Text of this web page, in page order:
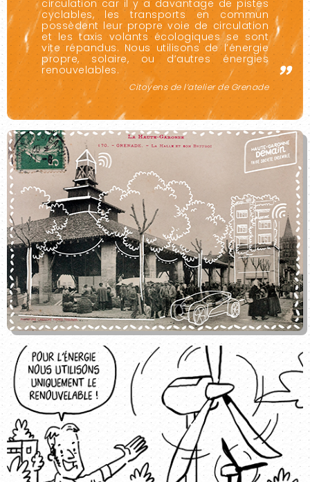
circulation car il y a davantage de pistes
cyclables, les transports en commun
possèdent leur propre voie de circulation
et les taxis volants écologiques se sont
vite répandus. Nous utilisons de l’énergie
propre, solaire, ou d’autres énergies
renouvelables.
Citoyens de l’atelier de Grenade